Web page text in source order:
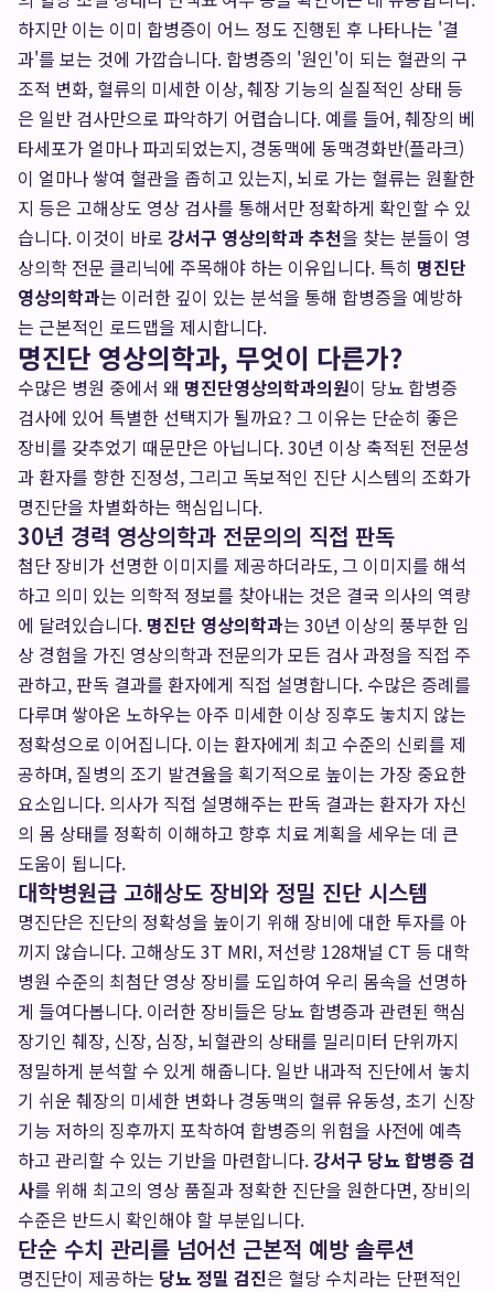
하지만 이는 이미 합병증이 어느 정도 진행된 후 나타나는 '결
과'를 보는 것에 가깝습니다. 합병증의 '원인'이 되는 혈관의 구
조적 변화, 혈류의 미세한 이상, 췌장 기능의 실질적인 상태 등
은 일반 검사만으로 파악하기 어렵습니다. 예를 들어, 췌장의 베
타세포가 얼마나 파괴되었는지, 경동맥에 동맥경화반(플라크)
이 얼마나 쌓여 혈관을 좁히고 있는지, 뇌로 가는 혈류는 원활한
지 등은 고해상도 영상 검사를 통해서만 정확하게 확인할 수 있
습니다. 이것이 바로 강서구 영상의학과 추천을 찾는 분들이 영
상의학 전문 클리닉에 주목해야 하는 이유입니다. 특히 명진단
영상의학과는 이러한 깊이 있는 분석을 통해 합병증을 예방하
는 근본적인 로드맵을 제시합니다.
명진단 영상의학과, 무엇이 다른가?
수많은 병원 중에서 왜 명진단영상의학과의원이 당뇨 합병증
검사에 있어 특별한 선택지가 될까요? 그 이유는 단순히 좋은
장비를 갖추었기 때문만은 아닙니다. 30년 이상 축적된 전문성
과 환자를 향한 진정성, 그리고 독보적인 진단 시스템의 조화가
명진단을 차별화하는 핵심입니다.
30년 경력 영상의학과 전문의의 직접 판독
첨단 장비가 선명한 이미지를 제공하더라도, 그 이미지를 해석
하고 의미 있는 의학적 정보를 찾아내는 것은 결국 의사의 역량
에 달려있습니다. 명진단 영상의학과는 30년 이상의 풍부한 임
상 경험을 가진 영상의학과 전문의가 모든 검사 과정을 직접 주
관하고, 판독 결과를 환자에게 직접 설명합니다. 수많은 증례를
다루며 쌓아온 노하우는 아주 미세한 이상 징후도 놓치지 않는
정확성으로 이어집니다. 이는 환자에게 최고 수준의 신뢰를 제
공하며, 질병의 조기 발견율을 획기적으로 높이는 가장 중요한
요소입니다. 의사가 직접 설명해주는 판독 결과는 환자가 자신
의 몸 상태를 정확히 이해하고 향후 치료 계획을 세우는 데 큰
도움이 됩니다.
대학병원급 고해상도 장비와 정밀 진단 시스템
명진단은 진단의 정확성을 높이기 위해 장비에 대한 투자를 아
끼지 않습니다. 고해상도 3T MRI, 저선량 128채널 CT 등 대학
병원 수준의 최첨단 영상 장비를 도입하여 우리 몸속을 선명하
게 들여다봅니다. 이러한 장비들은 당뇨 합병증과 관련된 핵심
장기인 췌장, 신장, 심장, 뇌혈관의 상태를 밀리미터 단위까지
정밀하게 분석할 수 있게 해줍니다. 일반 내과적 진단에서 놓치
기 쉬운 췌장의 미세한 변화나 경동맥의 혈류 유동성, 초기 신장
기능 저하의 징후까지 포착하여 합병증의 위험을 사전에 예측
하고 관리할 수 있는 기반을 마련합니다.강서구 당뇨 합병증 검
사를 위해 최고의 영상 품질과 정확한 진단을 원한다면, 장비의
수준은 반드시 확인해야 할 부분입니다.
단순 수치 관리를 넘어선 근본적 예방 솔루션
명진단이 제공하는 당뇨 정밀 검진은 혈당 수치라는 단편적인